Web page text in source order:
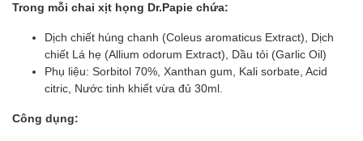
Trong mỗi chai xịt họng Dr.Papie chứa:
Dịch chiết húng chanh (Coleus aromaticus Extract), Dịch
chiết Lá hẹ (Allium odorum Extract), Dầu tỏi (Garlic Oil)
Phụ liệu: Sorbitol 70%, Xanthan gum, Kali sorbate, Acid
citric, Nước tinh khiết vừa đủ 30ml.
Công dụng: